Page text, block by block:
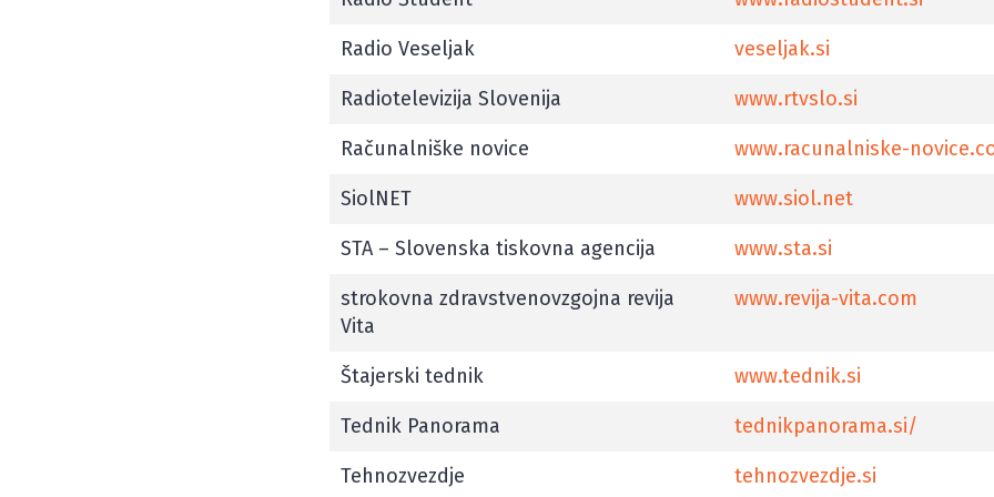
Radio Veseljak veseljak.si
Radiotelevizija Slovenija www.rtvslo.si
Računalniške novice www.racunalniske-
SiolNET www.siol.net
STA – Slovenska tiskovna agencija www.sta.si
strokovna zdravstvenovzgojna revija
Vita
www.revija-vita.com
Štajerski tednik www.tednik.si
Tednik Panorama tednikpanorama.si/
Tehnozvezdje tehnozvezdje.si